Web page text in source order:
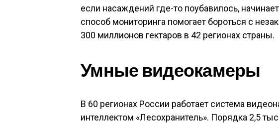
если насаждений где-то поубавилось,
способ мониторинга помогает бороться с
300 миллионов гектаров в 42 регионах страны.
Умные видеокамеры
В 60 регионах России работает система
интеллектом «Лесохранитель». Порядка 2,5